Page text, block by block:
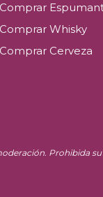
Comprar
Comprar Whisky
Comprar Cerveza
Prohibida